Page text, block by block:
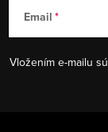
Email
Vložením e-mailu